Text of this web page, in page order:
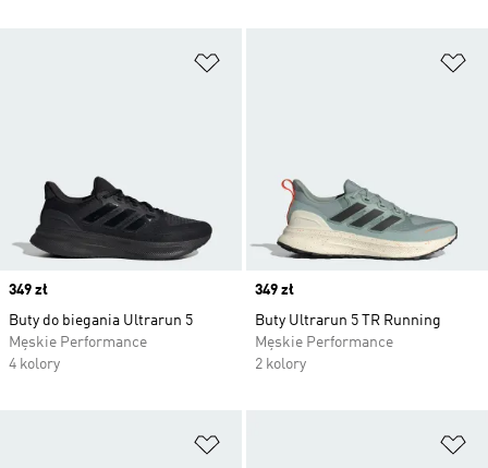
Price
349 zł
Buty do biegania Ultrarun 5
Męskie Performance
4 kolory
Price
349 zł
Buty Ultrarun 5 TR Running
Męskie Performance
2 kolory